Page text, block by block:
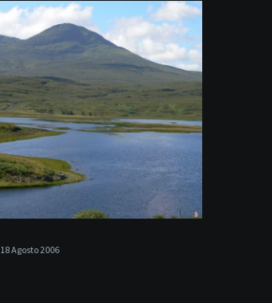
Ullapool
18 Agosto 2006